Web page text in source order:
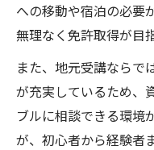
への移動や宿泊の必要
無理なく免許取得が目
また、地元受講ならで
が充実しているため、
ブルに相談できる環境
が、初心者から経験者